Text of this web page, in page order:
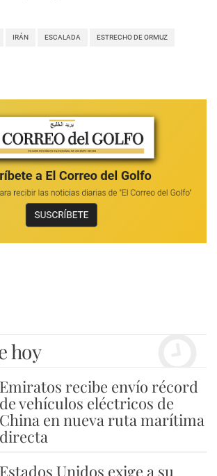
IRÁN ESCALADA ESTRECHO DE ORMUZ
hoy
Emiratos recibe envío récord
de vehículos eléctricos de
China en nueva ruta marítima
directa
Estados Unidos exige a su